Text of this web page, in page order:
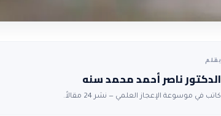
بقلم
الدكتور ناصر أحمد محمد سنه
كاتب في موسوعة الإعجاز العلمي — نشر 24 مقالاً.